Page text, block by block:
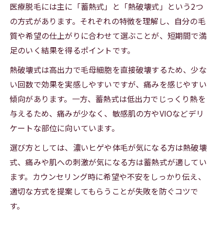
医療脱毛には主に「蓄熱式」と「熱破壊式」という2つ
の方式があります。それぞれの特徴を理解し、自分の毛
質や希望の仕上がりに合わせて選ぶことが、短期間で満
足のいく結果を得るポイントです。
熱破壊式は高出力で毛母細胞を直接破壊するため、少な
い回数で効果を実感しやすいですが、痛みを感じやすい
傾向があります。一方、蓄熱式は低出力でじっくり熱を
与えるため、痛みが少なく、敏感肌の方やVIOなどデリ
ケートな部位に向いています。
選び方としては、濃いヒゲや体毛が気になる方は熱破壊
式、痛みや肌への刺激が気になる方は蓄熱式が適してい
ます。カウンセリング時に希望や不安をしっかり伝え、
適切な方式を提案してもらうことが失敗を防ぐコツで
す。